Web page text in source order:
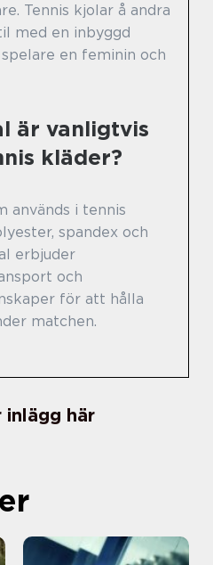
Tennis kjolar å andra
med en inbyggd
en feminin och
är vanligtvis
kläder?
används i tennis
spandex och
erbjuder
och
för att hålla
matchen.
inlägg här